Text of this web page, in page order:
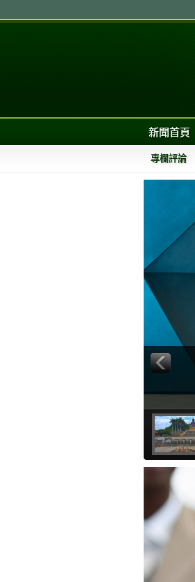
新聞首頁
專欄評論